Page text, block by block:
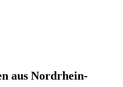
aus Nordrhein-